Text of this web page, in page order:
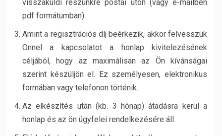
visszaküldi részünkre postai úton (vagy e-mailben
pdf formátumban).
Amint a regisztrációs díj beérkezik, akkor felvesszük
Önnel a kapcsolatot a honlap kivitelezésének
céljából, hogy az maximálisan az Ön kívánságai
szerint készüljön el. Ez személyesen, elektronikus
formában vagy telefonon történik.
Az elkészítés után (kb. 3 hónap) átadásra kerül a
honlap és az ön ügyfelei rendelkezésére áll.